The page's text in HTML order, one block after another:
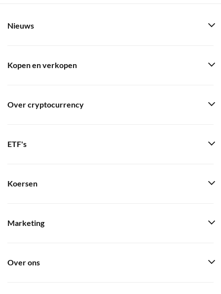
Nieuws
Kopen en verkopen
Over cryptocurrency
ETF's
Koersen
Marketing
Over ons